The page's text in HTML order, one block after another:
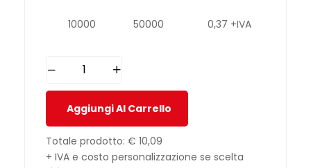
10000 50000 0,37 +IVA
Aggiungi Al Carrello
Totale prodotto: € 10,09
+ IVA e costo personalizzazione se scelta